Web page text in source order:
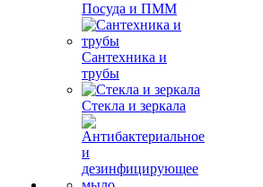
Посуда и ПММ
Сантехника и
трубы
Стекла и зеркала